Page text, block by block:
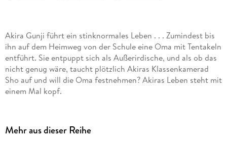
Akira Gunji führt ein stinknormales Leben . . . Zumindest bis
ihn auf dem Heimweg von der Schule eine Oma mit Tentakeln
entführt. Sie entpuppt sich als Außerirdische, und als ob das
nicht genug wäre, taucht plötzlich Akiras Klassenkamerad
Sho auf und will die Oma festnehmen? Akiras Leben steht mit
einem Mal kopf.
Mehr aus dieser Reihe